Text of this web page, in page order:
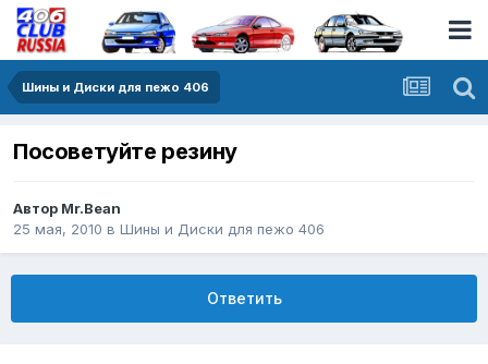
Шины и Диски для пежо 406
Посоветуйте резину
Автор Mr.Bean
25 мая, 2010 в Шины и Диски для пежо 406
Ответить